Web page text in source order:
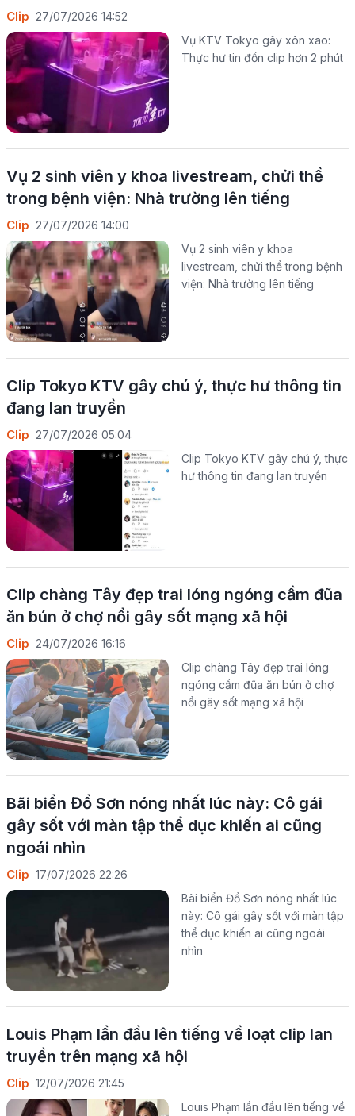
Clip 27/07/2026 14:52
Vụ KTV Tokyo gây xôn xao:
Thực hư tin đồn clip hơn 2 phút
Vụ 2 sinh viên y khoa livestream, chửi thề
trong bệnh viện: Nhà trường lên tiếng
Clip 27/07/2026 14:00
Vụ 2 sinh viên y khoa
livestream, chửi thề trong bệnh
viện: Nhà trường lên tiếng
Clip Tokyo KTV gây chú ý, thực hư thông tin
đang lan truyền
Clip 27/07/2026 05:04
Clip Tokyo KTV gây chú ý, thực
hư thông tin đang lan truyền
Clip chàng Tây đẹp trai lóng ngóng cầm đũa
ăn bún ở chợ nổi gây sốt mạng xã hội
Clip 24/07/2026 16:16
Clip chàng Tây đẹp trai lóng
ngóng cầm đũa ăn bún ở chợ
nổi gây sốt mạng xã hội
Bãi biển Đồ Sơn nóng nhất lúc này: Cô gái
gây sốt với màn tập thể dục khiến ai cũng
ngoái nhìn
Clip 17/07/2026 22:26
Bãi biển Đồ Sơn nóng nhất lúc
này: Cô gái gây sốt với màn tập
thể dục khiến ai cũng ngoái
nhìn
Louis Phạm lần đầu lên tiếng về loạt clip lan
truyền trên mạng xã hội
Clip 12/07/2026 21:45
Louis Phạm lần đầu lên tiếng về